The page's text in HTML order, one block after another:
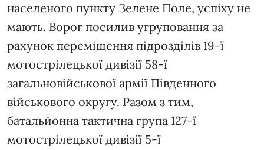
населеного пункту Зелене Поле, успіху не
мають. Ворог посилив угруповання за
рахунок переміщення підрозділів 19-ї
мотострілецької дивізії 58-ї
загальновійськової армії Південного
військового округу. Разом з тим,
батальйонна тактична група 127-ї
мотострілецької дивізії 5-ї